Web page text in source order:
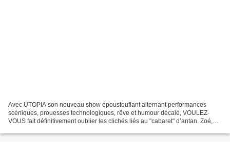
Avec UTOPIA son nouveau show époustouflant alternant performances
scéniques, prouesses technologiques, rêve et humour décalé, VOULEZ-
VOUS fait définitivement oublier les clichés liés au "cabaret" d’antan. Zoé,